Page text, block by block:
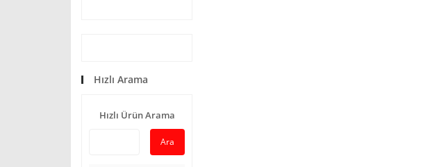
Hızlı Arama
Hızlı Ürün Arama
Ara